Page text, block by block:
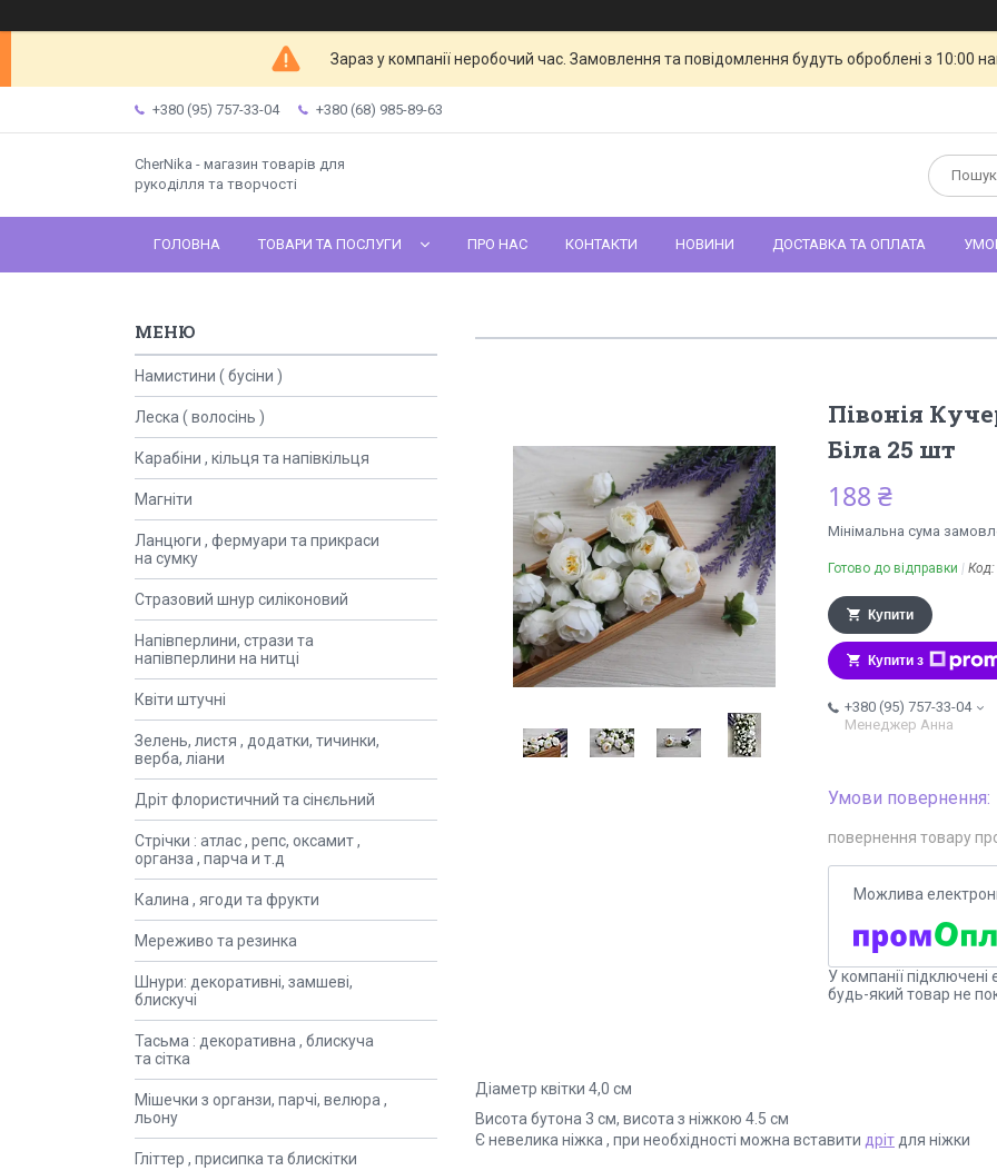
Зараз у компанії неробочий час. Замовлення та повідомлення будуть оброблені з 10:00
+380 (95) 757-33-04 +380 (68) 985-89-63
CherNika - магазин товарів для
рукоділля та творчості
ГОЛОВНА ТОВАРИ ТА ПОСЛУГИ ПРО НАС КОНТАКТИ НОВИНИ ДОСТАВКА ТА ОПЛАТА
Півонія
Біла 25 шт
188 ₴
Мінімальна сума
Готово до відправки Код:
Купити
Купити з
+380 (95) 757-33-04
Менеджер Анна
повернення товару
У компанії
будь-який товар не
Діаметр квітки 4,0 см
Висота бутона 3 см, висота з ніжкою 4.5 см
Є невелика ніжка , при необхідності можна вставити дріт для ніжки
Намистини ( бусіни )
Леска ( волосінь )
Карабіни , кільця та напівкільця
Магніти
Ланцюги , фермуари та прикраси
на сумку
Стразовий шнур силіконовий
Напівперлини, стрази та
напівперлини на нитці
Квіти штучні
Зелень, листя , додатки, тичинки,
верба, ліани
Дріт флористичний та сінєльний
Стрічки : атлас , репс, оксамит ,
органза , парча и т.д
Калина , ягоди та фрукти
Мереживо та резинка
Шнури: декоративні, замшеві,
блискучі
Тасьма : декоративна , блискуча
та сітка
Мішечки з органзи, парчі, велюра ,
льону
Гліттер , присипка та блискітки